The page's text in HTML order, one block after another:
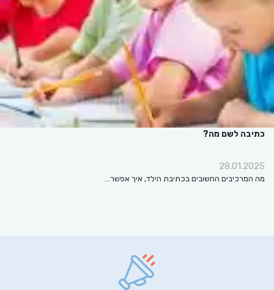
כתיבה לשם מה?
28.01.2025
מה המרכיבים החשובים בכתיבת הילד, איך אפשר…